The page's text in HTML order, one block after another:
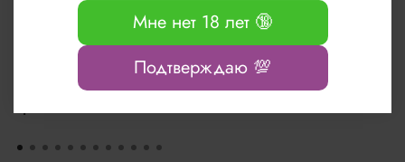
Новые ампульные препараты be.Booster от
Мне нет 18 лет 🔞
Подтверждаю 💯